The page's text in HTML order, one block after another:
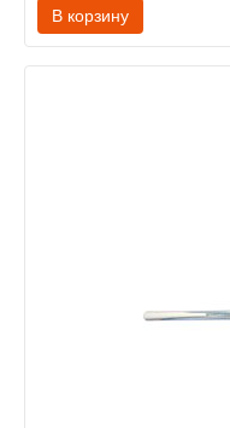
В корзину